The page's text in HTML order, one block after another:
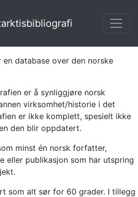
database over den norske
er å synliggjøre norsk
virksomhet/historie i det
er ikke komplett, spesielt ikke
den blir oppdatert.
minst én norsk forfatter,
eller publikasjon som har utspring
som alt sør for 60 grader. I tillegg